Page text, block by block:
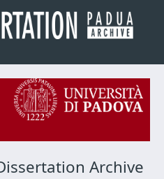
Archive